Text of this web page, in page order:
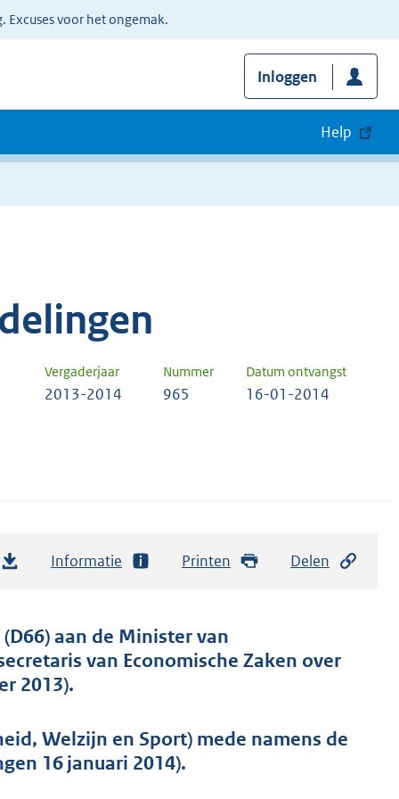
voor het ongemak.
Inloggen
Help
Vergaderjaar Nummer Datum ontvangst
2013-2014 965 16-01-2014
Informatie Printen Delen
aan de Minister van
van Economische Zaken over
2013).
Welzijn en Sport) mede namens de
16 januari 2014).